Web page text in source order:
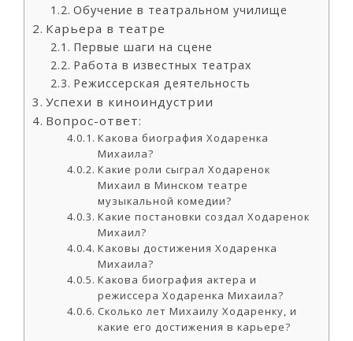
Обучение в театральном училище
Карьера в театре
Первые шаги на сцене
Работа в известных театрах
Режиссерская деятельность
Успехи в киноиндустрии
Вопрос-ответ:
Какова биография Ходаренка
Михаила?
Какие роли сыграл Ходаренок
Михаил в Минском театре
музыкальной комедии?
Какие постановки создал Ходаренок
Михаил?
Каковы достижения Ходаренка
Михаила?
Какова биография актера и
режиссера Ходаренка Михаила?
Сколько лет Михаилу Ходаренку, и
какие его достижения в карьере?